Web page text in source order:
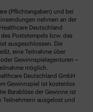
(Pflichtangaben) und bei
nehmen an der
Deutschland
Poststempels bzw. das
ausgeschlossen. Die
eine Teilnahme über
Gewinnspielagenturen –
möglich.
Deutschland GmbH
Gewinnspiel ist kostenlos
Barablöse der Gewinne ist
Teilnehmern ausgelost und